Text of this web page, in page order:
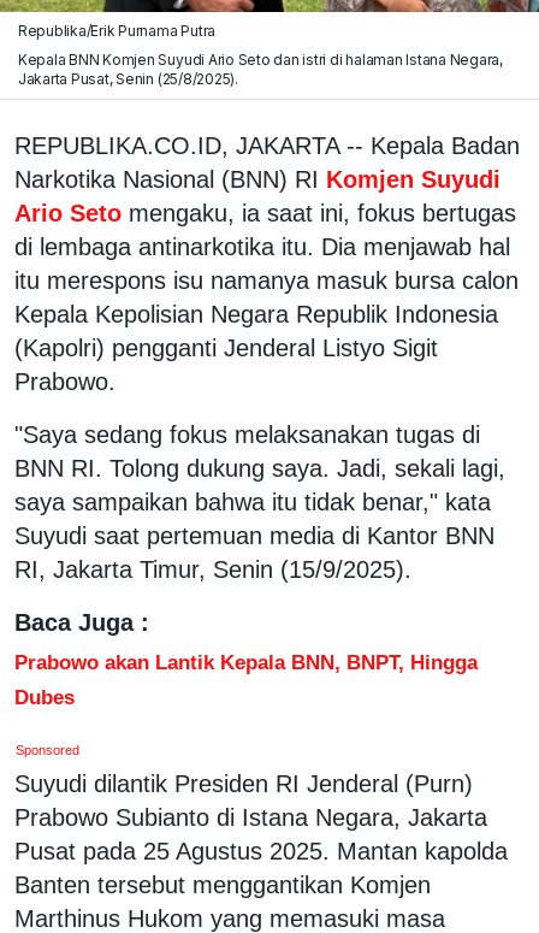
Republika/Erik Purnama Putra
Kepala BNN Komjen Suyudi Ario Seto dan istri di halaman Istana Negara,
Jakarta Pusat, Senin (25/8/2025).
REPUBLIKA.CO.ID, JAKARTA -- Kepala Badan
Narkotika Nasional (BNN) RI Komjen Suyudi
Ario Seto mengaku, ia saat ini, fokus bertugas
di lembaga antinarkotika itu. Dia menjawab hal
itu merespons isu namanya masuk bursa calon
Kepala Kepolisian Negara Republik Indonesia
(Kapolri) pengganti Jenderal Listyo Sigit
Prabowo.
"Saya sedang fokus melaksanakan tugas di
BNN RI. Tolong dukung saya. Jadi, sekali lagi,
saya sampaikan bahwa itu tidak benar," kata
Suyudi saat pertemuan media di Kantor BNN
RI, Jakarta Timur, Senin (15/9/2025).
Baca Juga :
Prabowo akan Lantik Kepala BNN, BNPT, Hingga
Dubes
Sponsored
Suyudi dilantik Presiden RI Jenderal (Purn)
Prabowo Subianto di Istana Negara, Jakarta
Pusat pada 25 Agustus 2025. Mantan kapolda
Banten tersebut menggantikan Komjen
Marthinus Hukom yang memasuki masa